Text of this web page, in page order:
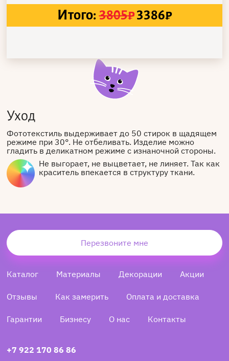
Итого: 3805₽3386₽
Уход
Фототекстиль выдерживает до 50 стирок в щадящем
режиме при 30°. Не отбеливать. Изделие можно
гладить в деликатном режиме с изнаночной стороны.
Не выгорает, не выцветает, не линяет. Так как
краситель впекается в структуру ткани.
Перезвоните мне
Каталог Материалы Декорации Акции
Отзывы Как замерить Оплата и доставка
Гарантии Бизнесу О нас Контакты
+7 922 170 86 86